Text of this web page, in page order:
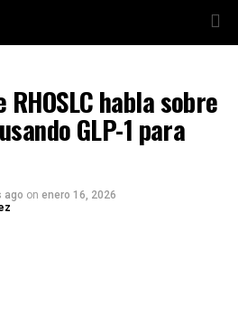
habla sobre
GLP-1 para
ago on enero 16, 2026